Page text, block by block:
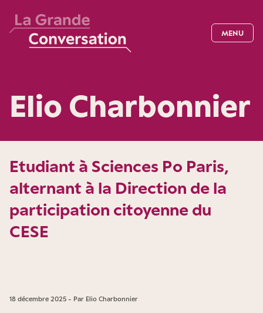
MENU
Elio Charbonnier
Etudiant à Sciences Po Paris,
alternant à la Direction de la
participation citoyenne du
CESE
18 décembre 2025 - Par Elio Charbonnier